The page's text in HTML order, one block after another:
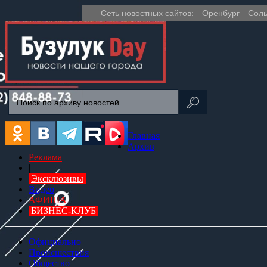
Сеть новостных сайтов: Оренбург
Главная
Архив
Реклама
Эксклюзивы
Видео
АФИША
БИЗНЕС-КЛУБ
Официально
Происшествия
Общество